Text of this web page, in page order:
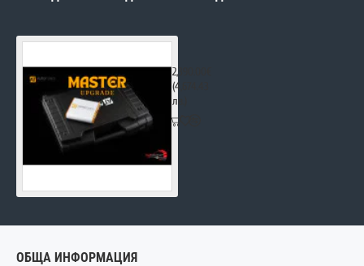
2,390.00€
(4,674.43
лв.)
ОБЩА ИНФОРМАЦИЯ